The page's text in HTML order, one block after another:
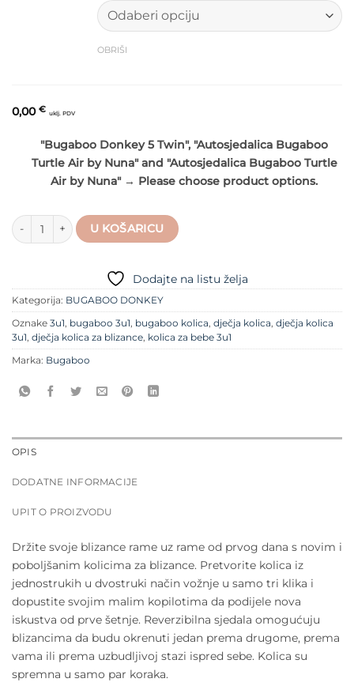
OBRIŠI
0,00 € uklj. PDV
"Bugaboo Donkey 5 Twin", "Autosjedalica Bugaboo
Turtle Air by Nuna" and "Autosjedalica Bugaboo Turtle
Air by Nuna"→ Please choose product options.
Dječja kolica 3u1 - Bugaboo Donkey 5 Twin količina
U KOŠARICU
Dodajte na listu želja
Kategorija: BUGABOO DONKEY
Oznake 3u1 bugaboo 3u1 bugaboo kolica dječja kolica dječja kolica
3u1 dječja kolica za blizance kolica za bebe 3u1
Marka: Bugaboo
OPIS
DODATNE INFORMACIJE
UPIT O PROIZVODU
Držite svoje blizance rame uz rame od prvog dana s novim i
poboljšanim kolicima za blizance. Pretvorite kolica iz
jednostrukih u dvostruki način vožnje u samo tri klika i
dopustite svojim malim kopilotima da podijele nova
iskustva od prve šetnje. Reverzibilna sjedala omogućuju
blizancima da budu okrenuti jedan prema drugome, prema
vama ili prema uzbudljivoj stazi ispred sebe. Kolica su
spremna u samo par koraka.